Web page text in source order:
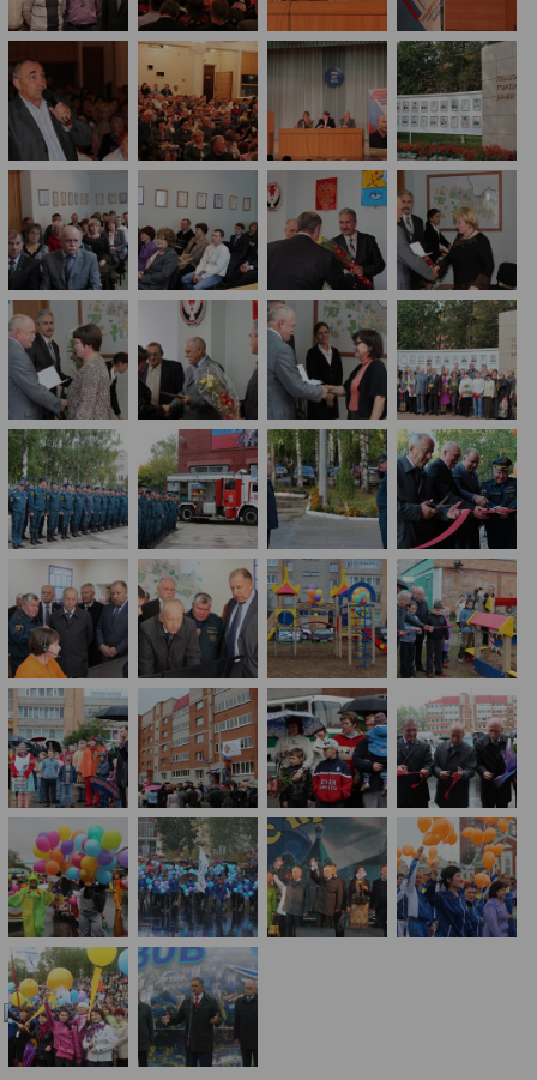
Город
Глазов
Официальный портал
муниципального
образования
История
Настоящее